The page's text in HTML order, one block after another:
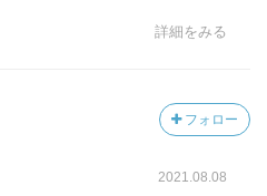
詳細をみる
フォロー
2021.08.08